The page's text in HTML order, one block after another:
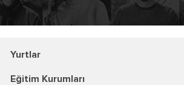
Yurtlar
Eğitim Kurumları